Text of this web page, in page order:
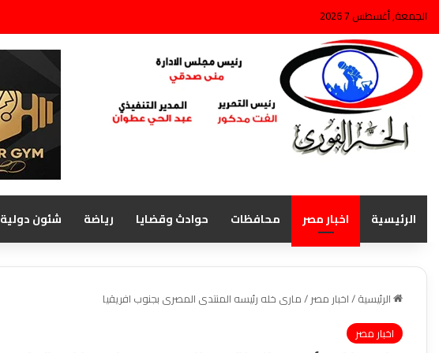
الجمعة, أغسطس 7 2026
الرئيسية اخبار مصر محافظات حوادث وقضايا رياضة شئون دولية
الرئيسية/اخبار مصر/مارى خله رئيسه المنتدى المصرى بجنوب افريقيا
اخبار مصر